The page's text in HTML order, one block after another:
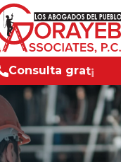
Consulta grati